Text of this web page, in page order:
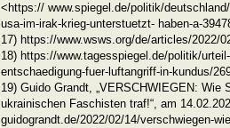
<https:// www.spiegel.de/politik/
usa-im-irak-krieg-unterstuetzt- haben-a-
17) https://www.wsws.org/de/articles/2022/
18) https://www.tagesspiegel.de/politik/
entschaedigung-fuer-luftangriff-in-kundus/
19) Guido Grandt, „VERSCHWIEGEN: Wie
ukrainischen Faschisten traf!“, am
guidograndt.de/2022/02/14/verschwiegen-